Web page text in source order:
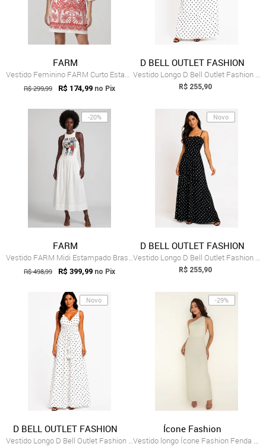
FARM
Vestido Feminino FARM Curto Estampa Botâ...
R$ 299,99 R$ 174,99 no Pix
D BELL OUTLET FASHION
Vestido Longo D Bell Outlet Fashion Alça...
R$ 255,90
-20%
FARM
Vestido FARM Midi Estampado Brasil Branco
R$ 498,99 R$ 399,99 no Pix
Novo
D BELL OUTLET FASHION
Vestido Longo D Bell Outlet Fashion Alça...
R$ 255,90
Novo
D BELL OUTLET FASHION
Vestido Longo D Bell Outlet Fashion Deco...
-29%
Ícone Fashion
Vestido longo Ícone Fashion Fenda Lurex ...